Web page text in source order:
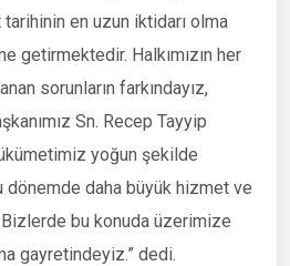
en uzun iktidarı olma
getirmektedir. Halkımızın her
sorunların farkındayız,
Sn. Recep Tayyip
yoğun şekilde
dönemde daha büyük hizmet ve
Bizlerde bu konuda üzerimize
gayretindeyiz.” dedi.